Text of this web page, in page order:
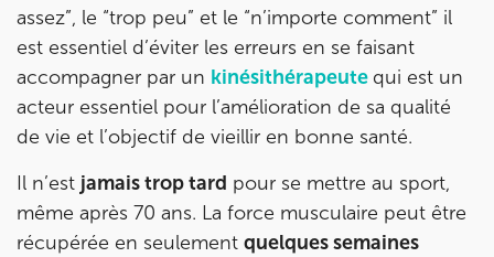
assez”, le “trop peu” et le “n’importe comment” il
est essentiel d’éviter les erreurs en se faisant
accompagner par un kinésithérapeute qui est un
acteur essentiel pour l’amélioration de sa qualité
de vie et l’objectif de vieillir en bonne santé.
Il n’est jamais trop tard pour se mettre au sport,
même après 70 ans. La force musculaire peut être
récupérée en seulement quelques semaines